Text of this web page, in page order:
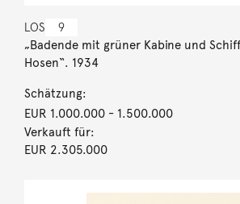
LOS 9
„Badende mit grüner Kabine und
Hosen“. 1934
Schätzung:
EUR 1.000.000- 1.500.000
Verkauft für:
EUR 2.305.000